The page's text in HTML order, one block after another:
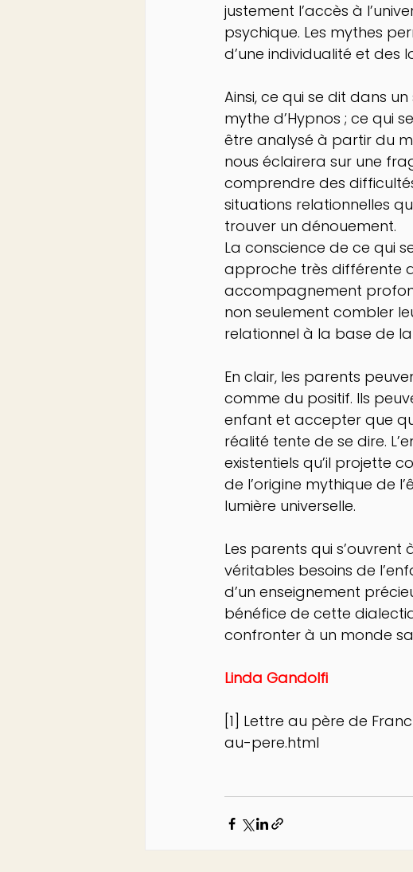
justement l’accès à
psychique. Les mythes
d’une individualité et des
Ainsi, ce qui se dit dans
mythe d’Hypnos ; ce qui
être analysé à partir du
nous éclairera sur une
comprendre des
situations relationnelles
trouver un dénouement.
La conscience de ce qui
approche très différente
accompagnement
non seulement combler
relationnel à la base de
En clair, les parents
comme du positif. Ils
enfant et accepter que
réalité tente de se dire.
existentiels qu’il projette
de l’origine mythique de
lumière universelle.
Les parents qui
véritables besoins de
d’un enseignement
bénéfice de cette
confronter à un monde
Linda Gandolfi
[1] Lettre au père de
au-pere.html